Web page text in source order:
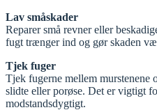
Lav småskader
Reparer små revner eller
fugt trænger ind og gør skaden
Tjek fuger
Tjek fugerne mellem murstenene
slidte eller porøse. Det er vigtigt
modstandsdygtigt.